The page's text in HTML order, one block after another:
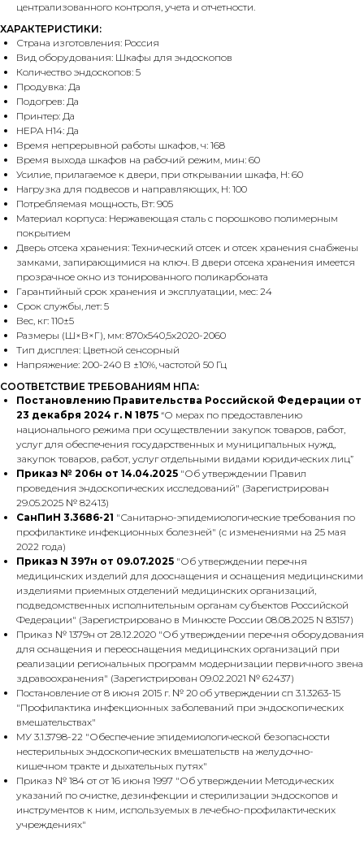
централизованного контроля, учета и отчетности.
ХАРАКТЕРИСТИКИ:
Страна изготовления: Россия
Вид оборудования: Шкафы для эндоскопов
Количество эндоскопов: 5
Продувка: Да
Подогрев: Да
Принтер: Да
HEPA H14: Да
Время непрерывной работы шкафов, ч: 168
Время выхода шкафов на рабочий режим, мин: 60
Усилие, прилагаемое к двери, при открывании шкафа, Н: 60
Нагрузка для подвесов и направляющих, H: 100
Потребляемая мощность, Вт: 905
Материал корпуса: Нержавеющая сталь с порошково полимерным
покрытием
Дверь отсека хранения: Технический отсек и отсек хранения снабжены
замками, запирающимися на ключ. В двери отсека хранения имеется
прозрачное окно из тонированного поликарбоната
Гарантийный срок хранения и эксплуатации, мес: 24
Срок службы, лет: 5
Вес, кг: 110±5
Размеры (Ш×В×Г), мм: 870х540,5х2020-2060
Тип дисплея: Цветной сенсорный
Напряжение: 200-240 В ±10%, частотой 50 Гц
СООТВЕТСТВИЕ ТРЕБОВАНИЯМ НПА:
Постановлению Правительства Российской Федерации от
23 декабря 2024 г. N 1875 “О мерах по предоставлению
национального режима при осуществлении закупок товаров, работ,
услуг для обеспечения государственных и муниципальных нужд,
закупок товаров, работ, услуг отдельными видами юридических лиц”
Приказ № 206н от 14.04.2025 "Об утверждении Правил
проведения эндоскопических исследований" (Зарегистрирован
29.05.2025 № 82413)
СанПиН 3.3686-21 "Санитарно-эпидемиологические требования по
профилактике инфекционных болезней" (с изменениями на 25 мая
2022 года)
Приказ N 397н от 09.07.2025 "Об утверждении перечня
медицинских изделий для дооснащения и оснащения медицинскими
изделиями приемных отделений медицинских организаций,
подведомственных исполнительным органам субъектов Российской
Федерации" (Зарегистрировано в Минюсте России 08.08.2025 N 83157)
Приказ № 1379н от 28.12.2020 "Об утверждении перечня оборудования
для оснащения и переоснащения медицинских организаций при
реализации региональных программ модернизации первичного звена
здравоохранения" (Зарегистрирован 09.02.2021 № 62437)
Постановление от 8 июня 2015 г. № 20 об утверждении сп 3.1.3263-15
"Профилактика инфекционных заболеваний при эндоскопических
вмешательствах"
МУ 3.1.3798-22 "Обеспечение эпидемиологической безопасности
нестерильных эндоскопических вмешательств на желудочно-
кишечном тракте и дыхательных путях"
Приказ № 184 от от 16 июня 1997 "Об утверждении Методических
указаний по очистке, дезинфекции и стерилизации эндоскопов и
инструментов к ним, используемых в лечебно-профилактических
учреждениях"